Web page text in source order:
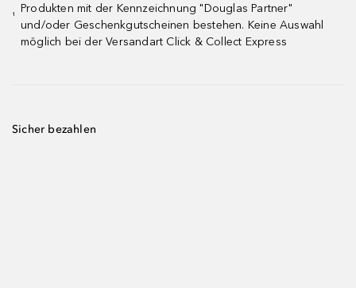
¹
Produkten mit der Kennzeichnung "Douglas Partner"
und/oder Geschenkgutscheinen bestehen. Keine Auswahl
möglich bei der Versandart Click & Collect Express
Sicher bezahlen